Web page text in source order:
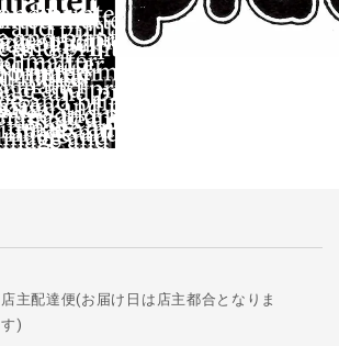
店主配達便(お届け日は店主都合となりま
す)